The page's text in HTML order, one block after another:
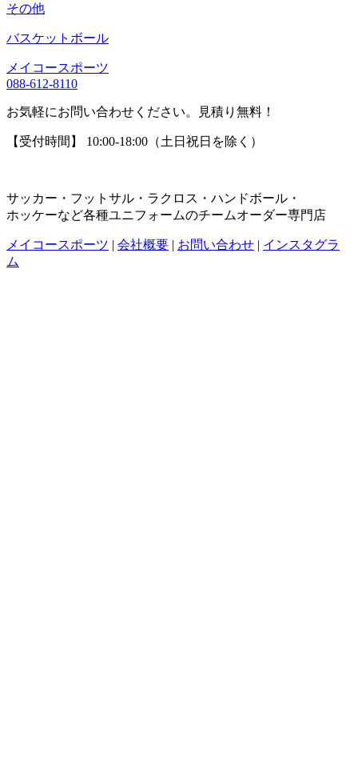
その他
バスケットボール
メイコースポーツ
088-612-8110
お気軽にお問い合わせください。見積り無料！
【受付時間】 10:00-18:00（土日祝日を除く）
サッカー・フットサル・ラクロス・ハンドボール・
ホッケーなど各種ユニフォームのチームオーダー専門店
メイコースポーツ | 会社概要 | お問い合わせ | インスタグラ
ム